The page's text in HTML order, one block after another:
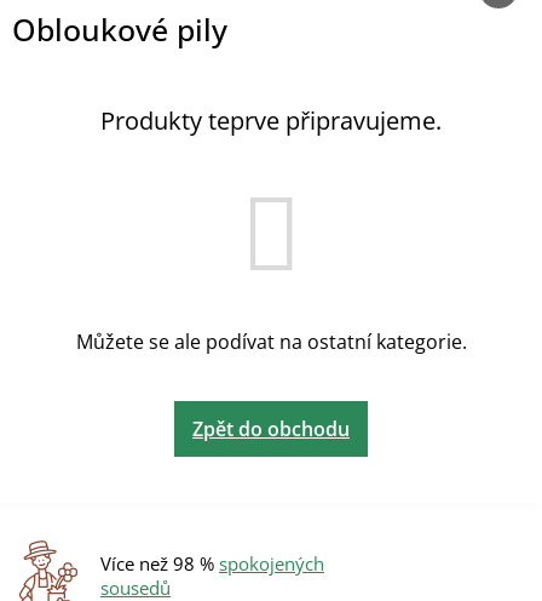
Obloukové pily
Produkty teprve připravujeme.
Můžete se ale podívat na ostatní kategorie.
Zpět do obchodu
Více než 98 % spokojených
sousedů